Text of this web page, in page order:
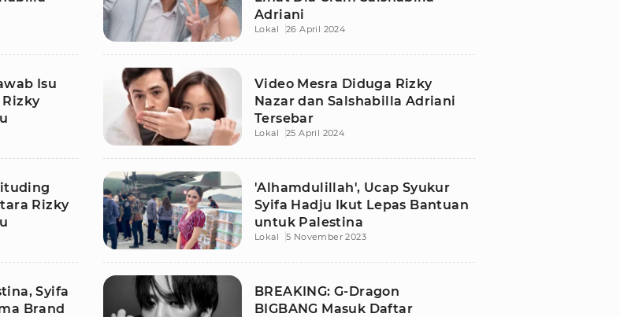
Adriani
Lokal 26 April 2024
Isu
Video Mesra Diduga Rizky
Nazar dan Salshabilla Adriani
Tersebar
Lokal 25 April 2024
Rizky
'Alhamdulillah', Ucap Syukur
Syifa Hadju Ikut Lepas Bantuan
untuk Palestina
Lokal 5 November 2023
Syifa
Brand
BREAKING: G-Dragon
BIGBANG Masuk Daftar